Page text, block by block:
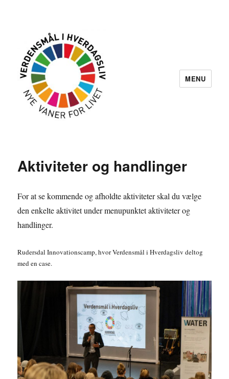
MENU
Aktiviteter og handlinger
For at se kommende og afholdte aktiviteter skal du vælge
den enkelte aktivitet under menupunktet aktiviteter og
handlinger.
Rudersdal Innovationscamp, hvor Verdensmål i Hverdagsliv deltog
med en case.